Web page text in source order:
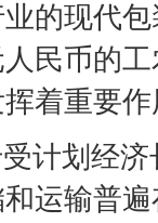
的现代
民币的
着重要
计划经
运输普